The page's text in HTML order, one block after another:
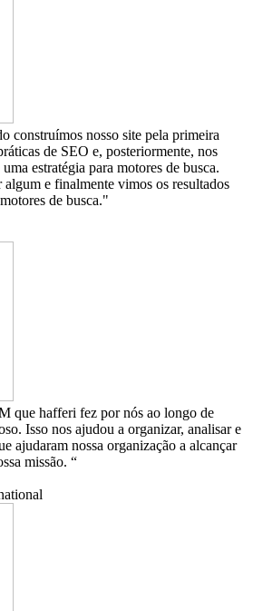
construímos nosso site pela primeira
de SEO e, posteriormente, nos
estratégia para motores de busca.
e finalmente vimos os resultados
de busca."
que hafferi fez por nós ao longo de
Isso nos ajudou a organizar, analisar e
ajudaram nossa organização a alcançar
missão. “